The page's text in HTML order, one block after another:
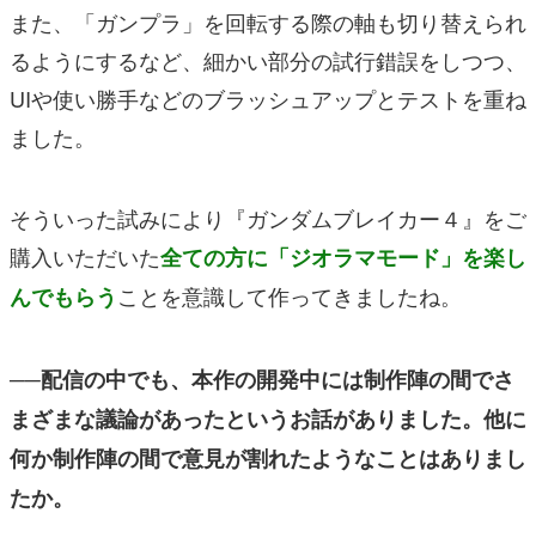
また、「ガンプラ」を回転する際の軸も切り替えられ
るようにするなど、細かい部分の試行錯誤をしつつ、
UIや使い勝手などのブラッシュアップとテストを重ね
ました。
そういった試みにより『ガンダムブレイカー４』をご
購入いただいた全ての方に「ジオラマモード」を楽し
んでもらう ことを意識して作ってきましたね。
──配信の中でも、本作の開発中には制作陣の間でさ
まざまな議論があったというお話がありました。他に
何か制作陣の間で意見が割れたようなことはありまし
たか。